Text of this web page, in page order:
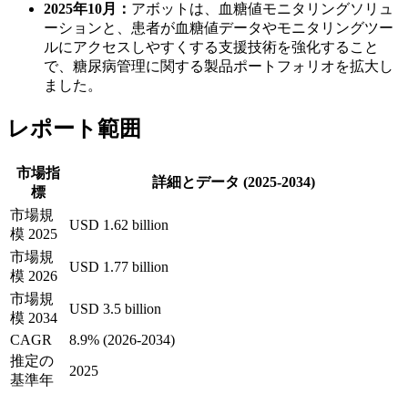
2025年10月： アボットは、血糖値モニタリングソリュ
ーションと、患者が血糖値データやモニタリングツー
ルにアクセスしやすくする支援技術を強化すること
で、糖尿病管理に関する製品ポートフォリオを拡大し
ました。
レポート範囲
市場指
標
詳細とデータ (2025-2034)
市場規
模 2025
USD 1.62 billion
市場規
模 2026
USD 1.77 billion
市場規
模 2034
USD 3.5 billion
CAGR
8.9% (2026-2034)
推定の
基準年
2025